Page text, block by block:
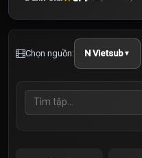
Chọn nguồn: N Vietsub▼